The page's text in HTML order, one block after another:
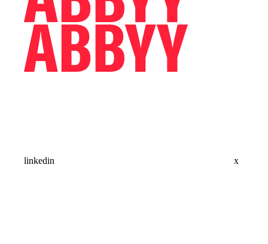
linkedin x